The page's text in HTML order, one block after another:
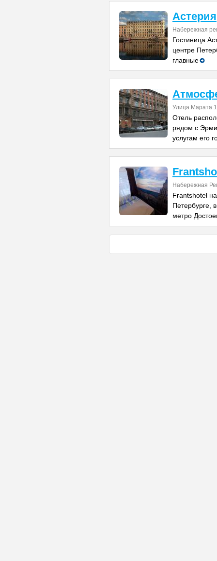
Астерия
Набережная
Гостиница
центре
главные
Улица Марата
Отель
рядом с
услугам его
Набережная
Frantshotel
Петербурге,
метро